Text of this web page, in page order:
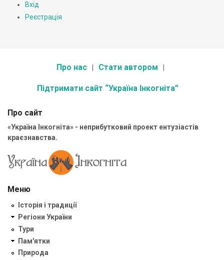
Вхід
Реєстрація
Про нас Стати автором
Підтримати сайт “Україна Інкогніта”
Про сайт
«Україна Інкогніта» - неприбутковий проект ентузіастів
краєзнавства.
Меню
Історія і традиції
Регіони України
Тури
Пам'ятки
Природа